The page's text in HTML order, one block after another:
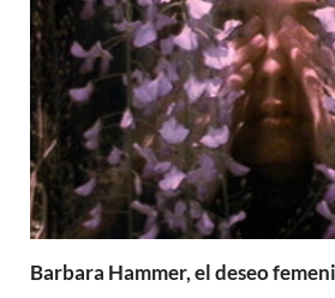
Barbara Hammer, el deseo